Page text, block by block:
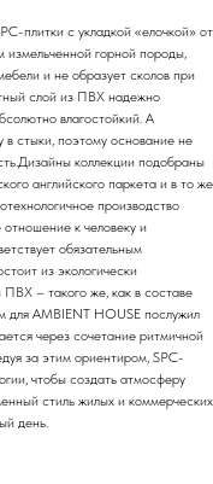
плитки с укладкой «елочкой» от
измельченной горной породы,
и не образует сколов при
слой из ПВХ надежно
влагостойкий. А
в стыки, поэтому основание не
коллекции подобраны
английского паркета и в то же
производство
к человеку и
обязательным
из экологически
– такого же, как в составе
для AMBIENT HOUSE послужил
через сочетание ритмичной
за этим ориентиром, SPC-
чтобы создать атмосферу
стиль жилых и коммерческих
день.